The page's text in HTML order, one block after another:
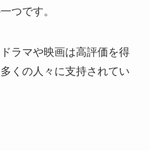
つです。
ラマや映画は高評価を得
くの人々に支持されてい